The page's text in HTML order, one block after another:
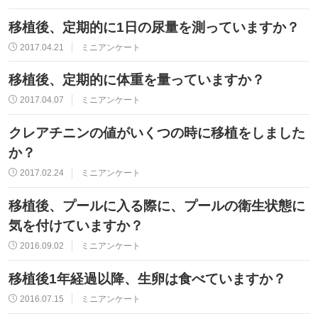
移植後、定期的に1日の尿量を測っていますか？
2017.04.21 ミニアンケート
移植後、定期的に体重を量っていますか？
2017.04.07 ミニアンケート
クレアチニンの値がいくつの時に移植をしました
か？
2017.02.24 ミニアンケート
移植後、プールに入る際に、プールの衛生状態に
気を付けていますか？
2016.09.02 ミニアンケート
移植後1年経過以降、生卵は食べていますか？
2016.07.15 ミニアンケート